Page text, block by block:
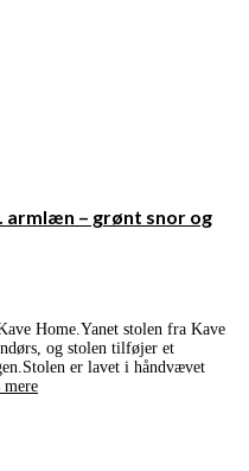
armlæn – grønt snor og
Home.Yanet stolen fra Kave
og stolen tilføjer et
er lavet i håndvævet